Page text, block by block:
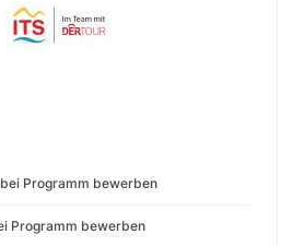
Programm bewerben
Programm bewerben